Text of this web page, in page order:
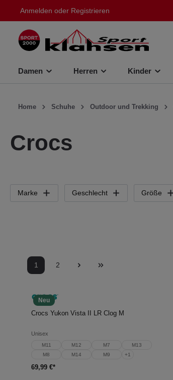
springen
Anmelden oder Registrieren
Damen Herren Kinder
Home Schuhe Outdoor und Trekking
Crocs
Marke Geschlecht Größe
1 2
Neu
In den Warenkorb
Crocs Yukon Vista II LR Clog M
Unisex
M11 M12 M7
M13
M8
M14 M9 +1
69,99 €*